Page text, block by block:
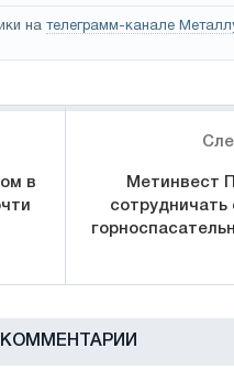
на телеграмм-канале
в
Метинвест
сотрудничать
КОММЕНТАРИИ